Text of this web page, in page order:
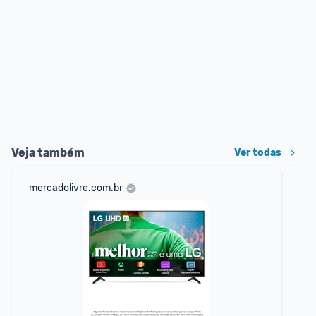
Veja também Ver todas
mercadolivre.com.br